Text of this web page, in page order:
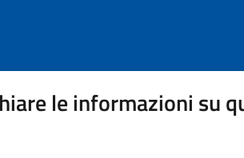
le informazioni su